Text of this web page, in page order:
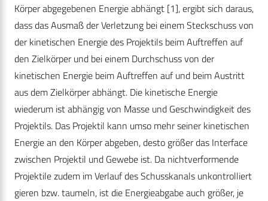
Körper abgegebenen Energie abhängt [1], ergibt sich daraus,
dass das Ausmaß der Verletzung bei einem Steckschuss von
der kinetischen Energie des Projektils beim Auftreffen auf
den Zielkörper und bei einem Durchschuss von der
kinetischen Energie beim Auftreffen auf und beim Austritt
aus dem Zielkörper abhängt. Die kinetische Energie
wiederum ist abhängig von Masse und Geschwindigkeit des
Projektils. Das Projektil kann umso mehr seiner kinetischen
Energie an den Körper abgeben, desto größer das Interface
zwischen Projektil und Gewebe ist. Da nichtverformende
Projektile zudem im Verlauf des Schusskanals unkontrolliert
gieren bzw. taumeln, ist die Energieabgabe auch größer, je